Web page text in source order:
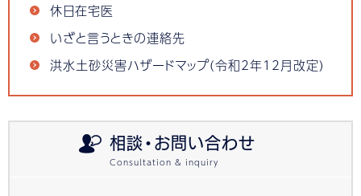
休日在宅医
いざと言うときの連絡先
洪水土砂災害ハザードマップ(令和2年12月改定)
相談・お問い合わせ